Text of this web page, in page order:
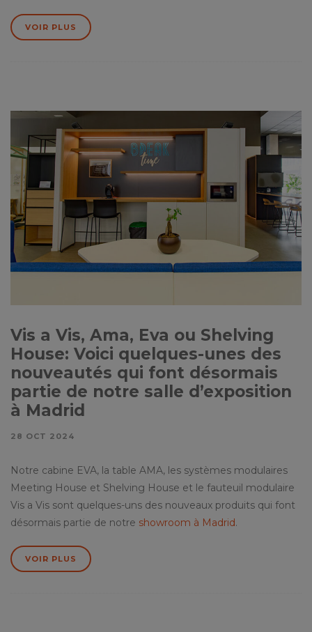
VOIR PLUS
Vis a Vis, Ama, Eva ou Shelving
House: Voici quelques-unes des
nouveautés qui font désormais
partie de notre salle d’exposition
à Madrid
28 OCT 2024
Notre cabine EVA, la table AMA, les systèmes modulaires
Meeting House et Shelving House et le fauteuil modulaire
Vis a Vis sont quelques-uns des nouveaux produits qui font
désormais partie de notre showroom à Madrid.
VOIR PLUS